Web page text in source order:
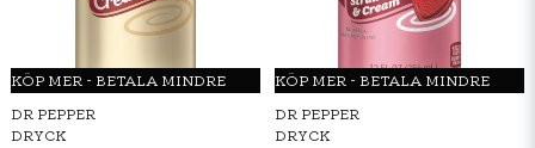
KÖP MER - BETALA MINDRE
DR PEPPER
DRYCK
KÖP MER - BETALA MINDRE
DR PEPPER
DRYCK